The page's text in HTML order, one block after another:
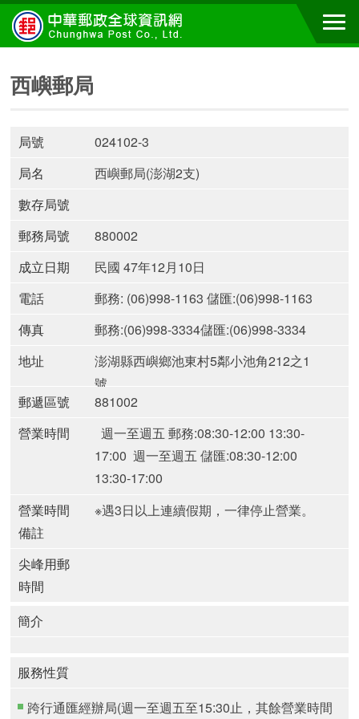
西嶼郵局
局號
024102-3
局名
西嶼郵局(澎湖2支)
數存局號
郵務局號
880002
成立日期
民國 47年12月10日
電話
郵務: (06)998-1163 儲匯:(06)998-1163
傳真
郵務:(06)998-3334儲匯:(06)998-3334
地址
澎湖縣西嶼鄉池東村5鄰小池角212之1
號
郵遞區號
881002
營業時間
週一至週五 郵務:08:30-12:00 13:30-
17:00 週一至週五 儲匯:08:30-12:00
13:30-17:00
營業時間
備註
※遇3日以上連續假期，一律停止營業。
尖峰用郵
時間
簡介
服務性質
跨行通匯經辦局(週一至週五至15:30止，其餘營業時間